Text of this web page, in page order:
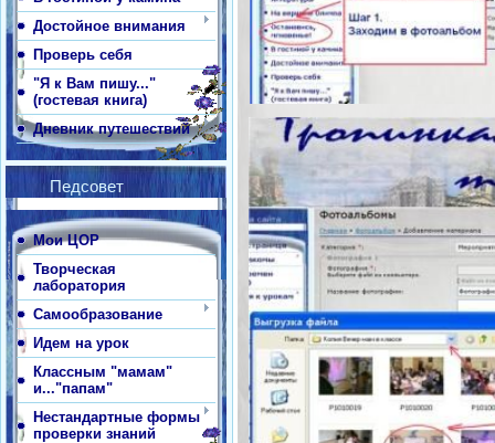
Достойное внимания
Проверь себя
"Я к Вам пишу..."
(гостевая книга)
Дневник путешествий
Педсовет
Мои ЦОР
Творческая
лаборатория
Самообразование
Идем на урок
Классным "мамам"
и..."папам"
Нестандартные формы
проверки знаний